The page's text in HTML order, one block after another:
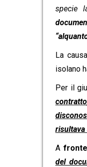
specie
La
isolano
Per il
contratto
A
del